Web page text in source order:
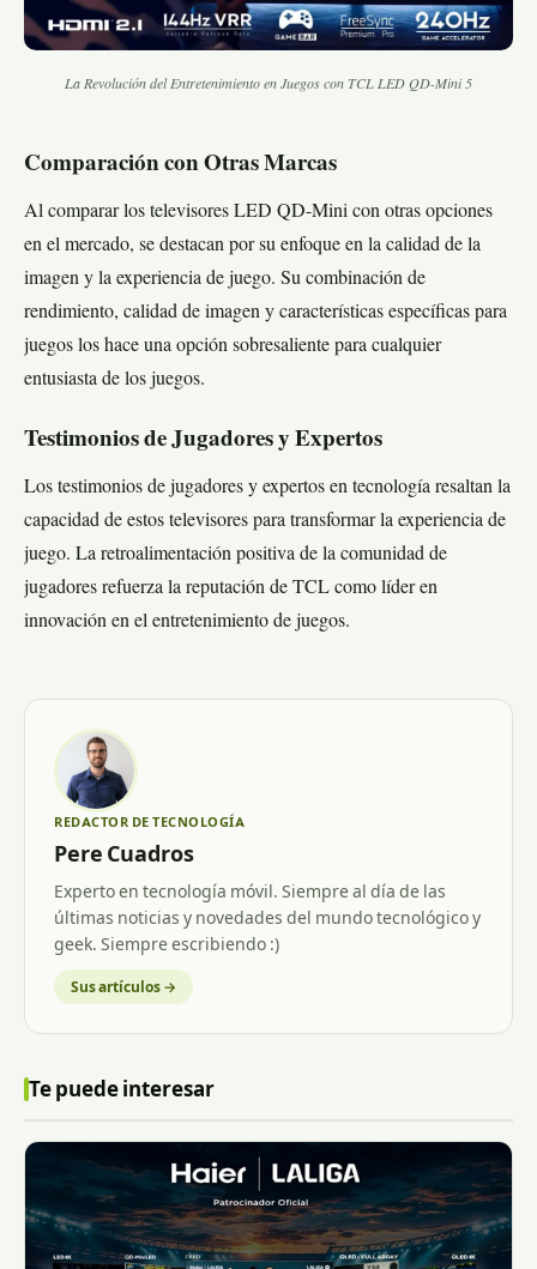
La Revolución del Entretenimiento en Juegos con TCL LED QD-Mini 5
Comparación con Otras Marcas
Al comparar los televisores LED QD-Mini con otras opciones
en el mercado, se destacan por su enfoque en la calidad de la
imagen y la experiencia de juego. Su combinación de
rendimiento, calidad de imagen y características específicas para
juegos los hace una opción sobresaliente para cualquier
entusiasta de los juegos.
Testimonios de Jugadores y Expertos
Los testimonios de jugadores y expertos en tecnología resaltan la
capacidad de estos televisores para transformar la experiencia de
juego. La retroalimentación positiva de la comunidad de
jugadores refuerza la reputación de TCL como líder en
innovación en el entretenimiento de juegos.
REDACTOR DE TECNOLOGÍA
Pere Cuadros
Experto en tecnología móvil. Siempre al día de las
últimas noticias y novedades del mundo tecnológico y
geek. Siempre escribiendo :)
Sus artículos →
Te puede interesar